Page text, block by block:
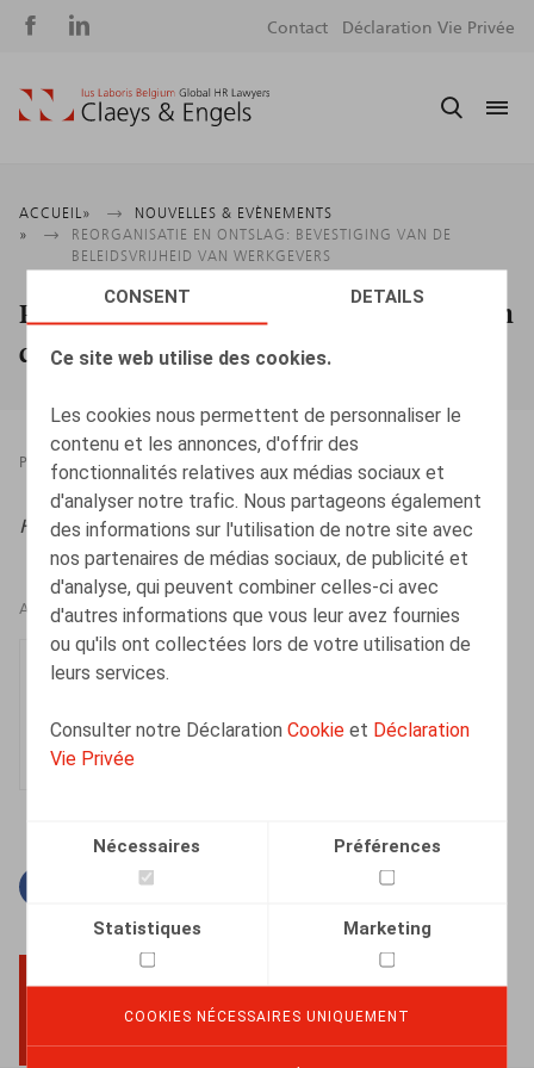
CONSENT DETAILS
Ce site web utilise des cookies.
Les cookies nous permettent de personnaliser le
contenu et les annonces, d'offrir des
fonctionnalités relatives aux médias sociaux et
d'analyser notre trafic. Nous partageons également
des informations sur l'utilisation de notre site avec
nos partenaires de médias sociaux, de publicité et
d'analyse, qui peuvent combiner celles-ci avec
d'autres informations que vous leur avez fournies
ou qu'ils ont collectées lors de votre utilisation de
leurs services.
Consulter notre DéclarationCookie et Déclaration
Vie Privée
Nécessaires Préférences
Statistiques Marketing
COOKIES NÉCESSAIRES UNIQUEMENT
Social
Contact Déclaration Vie Privée
Fil
d'Ariane
ACCUEIL
NOUVELLES & EVÈNEMENTS
REORGANISATIE EN ONTSLAG: BEVESTIGING VAN DE
BELEIDSVRIJHEID VAN WERKGEVERS
Reorganisatie en ontslag: bevestiging van
de beleidsvrijheid van werkgevers
PRESSROOM 08.08.2025
HR.square (online),08/08/2025
AUTEURS
Facebook
TwitterLinkedin
BACK TO TOP